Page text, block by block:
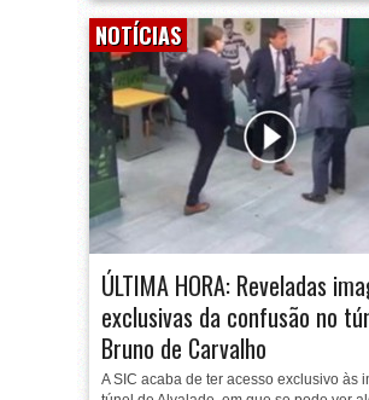
NOTÍCIAS
ÚLTIMA HORA: Reveladas
exclusivas da confusão no
Bruno de Carvalho
A SIC acaba de ter acesso exclusivo às